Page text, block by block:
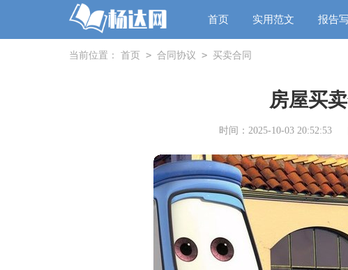
首页 实用范文 报告
当前位置： 首页 > 合同协议 > 买卖合同
房屋买
时间：2025-10-03 20:52:53